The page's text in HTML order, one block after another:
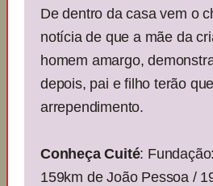
De dentro da casa vem o
notícia de que a mãe da
homem amargo,
depois, pai e filho terão
arrependimento.
Conheça Cuité:
159km de João Pessoa /